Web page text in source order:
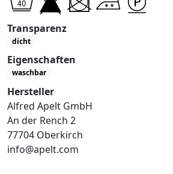
Transparenz
dicht
Eigenschaften
waschbar
Hersteller
Alfred Apelt GmbH
An der Rench 2
77704 Oberkirch
info@apelt.com